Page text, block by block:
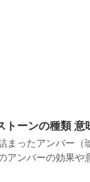
トーンの種類 意
まったアンバー（
アンバーの効果や